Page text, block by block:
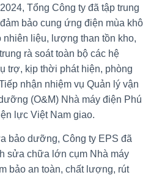
Tổng Công ty đã tập trung
bảo cung ứng điện mùa khô
nhiên liệu, lượng than tồn kho,
rà soát toàn bộ các hệ
trợ, kịp thời phát hiện, phòng
nhận nhiệm vụ Quản lý vận
(O&M) Nhà máy điện Phú
lực Việt Nam giao.
bảo dưỡng, Công ty EPS đã
sửa chữa lớn cụm Nhà máy
bảo an toàn, chất lượng, rút